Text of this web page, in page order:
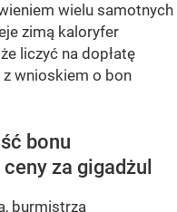
wielu samotnych
zimą kaloryfer
liczyć na dopłatę
wnioskiem o bon
bonu
za gigadżul
burmistrza